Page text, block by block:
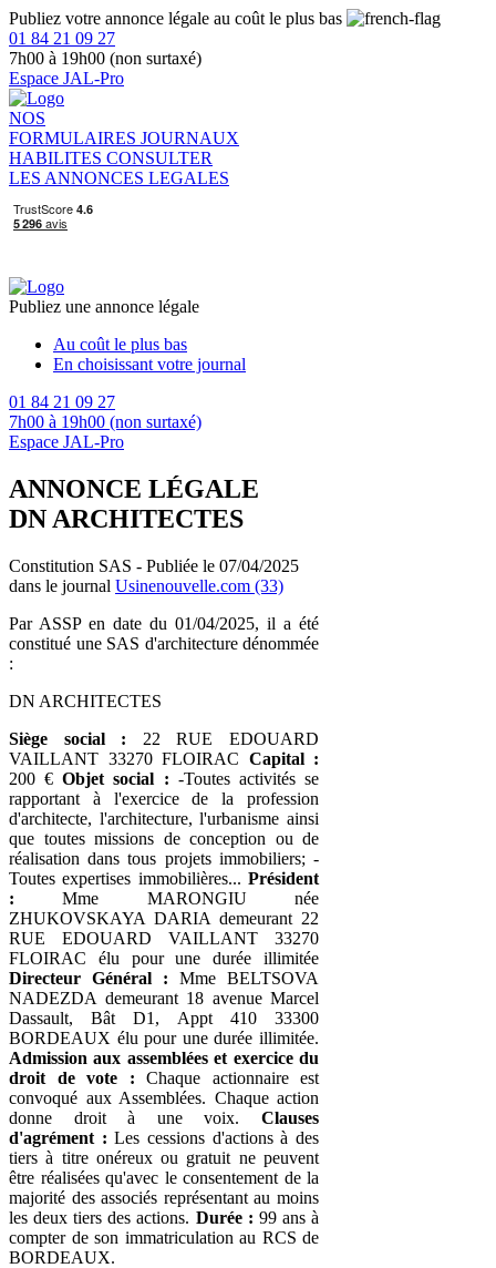
Publiez votre annonce légale au coût le plus bas
01 84 21 09 27
7h00 à 19h00 (non surtaxé)
Espace JAL-Pro
NOS
FORMULAIRES JOURNAUX
HABILITES CONSULTER
LES ANNONCES LEGALES
Publiez une annonce légale
Au coût le plus bas
En choisissant votre journal
01 84 21 09 27
7h00 à 19h00 (non surtaxé)
Espace JAL-Pro
ANNONCE LÉGALE
DN ARCHITECTES
Constitution SAS - Publiée le 07/04/2025
dans le journal Usinenouvelle.com (33)
Par ASSP en date du 01/04/2025, il a été
constitué une SAS d'architecture dénommée
:
DN ARCHITECTES
Siège social : 22 RUE EDOUARD
VAILLANT 33270 FLOIRAC Capital :
200 €Objet social : -Toutes activités se
rapportant à l'exercice de la profession
d'architecte, l'architecture, l'urbanisme ainsi
que toutes missions de conception ou de
réalisation dans tous projets immobiliers; -
Toutes expertises immobilières... Président
: Mme MARONGIU née
ZHUKOVSKAYA DARIA demeurant 22
RUE EDOUARD VAILLANT 33270
FLOIRAC élu pour une durée illimitée
Directeur Général : Mme BELTSOVA
NADEZDA demeurant 18 avenue Marcel
Dassault, Bât D1, Appt 410 33300
BORDEAUX élu pour une durée illimitée.
Admission aux assemblées et exercice du
droit de vote : Chaque actionnaire est
convoqué aux Assemblées. Chaque action
donne droit à une voix. Clauses
d'agrément : Les cessions d'actions à des
tiers à titre onéreux ou gratuit ne peuvent
être réalisées qu'avec le consentement de la
majorité des associés représentant au moins
les deux tiers des actions. Durée : 99 ans à
compter de son immatriculation au RCS de
BORDEAUX.